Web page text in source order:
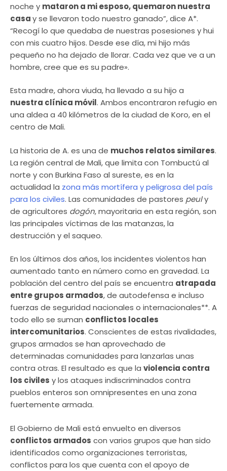
noche y mataron a mi esposo, quemaron nuestra
casay se llevaron todo nuestro ganado”, dice A*.
“Recogí lo que quedaba de nuestras posesiones y hui
con mis cuatro hijos. Desde ese día, mi hijo más
pequeño no ha dejado de llorar. Cada vez que ve a un
hombre, cree que es su padre».
Esta madre, ahora viuda, ha llevado a su hijo a
nuestra clínica móvil. Ambos encontraron refugio en
una aldea a 40 kilómetros de la ciudad de Koro, en el
centro de Mali.
La historia de A. es una de muchos relatos similares.
La región central de Mali, que limita con Tombuctú​ al
norte y con Burkina Faso al sureste, es en la
actualidad la zona más mortífera y peligrosa del país
para los civiles. Las comunidades de pastores peuly
de agricultores dogón, mayoritaria en esta región, son
las principales víctimas de las matanzas, la
destrucción y el saqueo.
En los últimos dos años, los incidentes violentos han
aumentado tanto en número como en gravedad. La
población del centro del país se encuentra atrapada
entre grupos armados, de autodefensa e incluso
fuerzas de seguridad nacionales o internacionales**. A
todo ello se suman conflictos locales
intercomunitarios. Conscientes de estas rivalidades,
grupos armados se han aprovechado de
determinadas comunidades para lanzarlas unas
contra otras. El resultado es que la violencia contra
los civiles y los ataques indiscriminados contra
pueblos enteros son omnipresentes en una zona
fuertemente armada.
El Gobierno de Mali está envuelto en diversos
conflictos armados con varios grupos que han sido
identificados como organizaciones terroristas,
conflictos para los que cuenta con el apoyo de